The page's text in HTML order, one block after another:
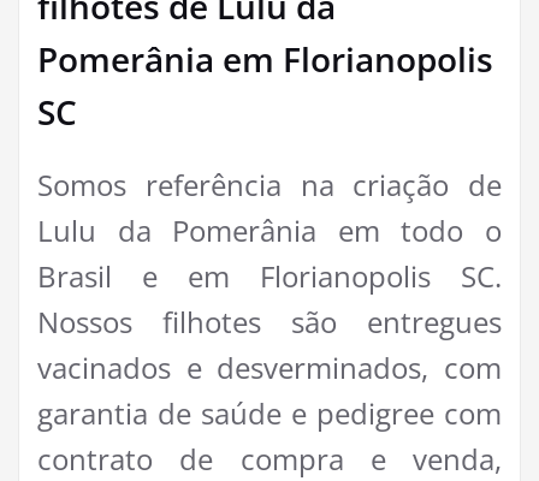
Pomerânia em Florianopolis
SC
Somos referência na criação de
Lulu da Pomerânia em todo o
Brasil e em Florianopolis SC.
Nossos filhotes são entregues
vacinados e desverminados, com
garantia de saúde e pedigree com
contrato de compra e venda,